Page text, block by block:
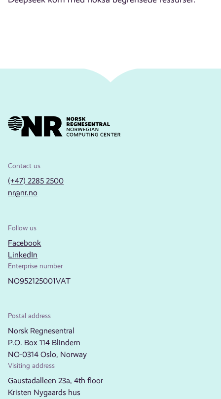
Contact us
(+47) 2285 2500
nr@nr.no
Follow us
Facebook
LinkedIn
Enterprise number
NO952125001VAT
Postal address
Norsk Regnesentral
P.O. Box 114 Blindern
NO-0314 Oslo, Norway
Visiting address
Gaustadalleen 23a, 4th floor
Kristen Nygaards hus